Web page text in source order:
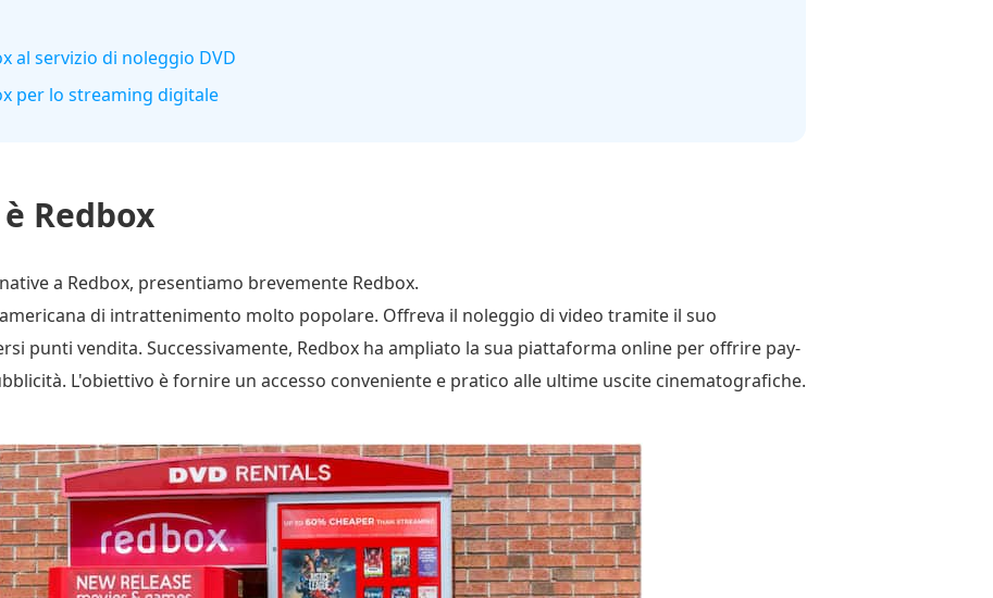
al servizio di noleggio DVD
per lo streaming digitale
Redbox
a Redbox, presentiamo brevemente Redbox.
di intrattenimento molto popolare. Offreva il noleggio di video tramite il suo
punti vendita. Successivamente, Redbox ha ampliato la sua piattaforma online per offrire pay-
L'obiettivo è fornire un accesso conveniente e pratico alle ultime uscite cinematografiche.